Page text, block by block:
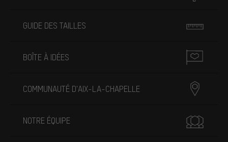
GUIDE DES TAILLES
BOÎTE À IDÉES
COMMUNAUTÉ D'AIX-LA-CHAPELLE
NOTRE ÉQUIPE